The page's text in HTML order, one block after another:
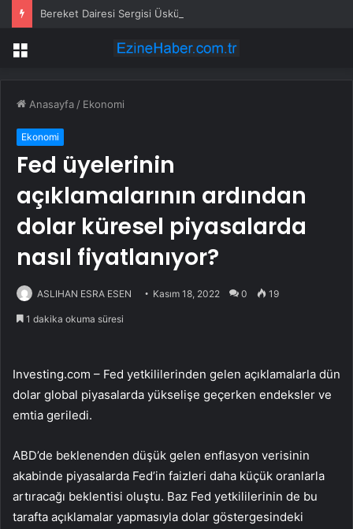
Bereket Dairesi Sergisi Üsküdar’da
Menü
Anasayfa / Ekonomi
Ekonomi
Fed üyelerinin
açıklamalarının ardından
dolar küresel piyasalarda
nasıl fiyatlanıyor?
ASLIHAN ESRA ESEN Kasım 18, 2022 0 19
1 dakika okuma süresi
Investing.com – Fed yetkililerinden gelen açıklamalarla dün
dolar global piyasalarda yükselişe geçerken endeksler ve
emtia geriledi.
ABD’de beklenenden düşük gelen enflasyon verisinin
akabinde piyasalarda Fed’in faizleri daha küçük oranlarla
artıracağı beklentisi oluştu. Baz Fed yetkililerinin de bu
tarafta açıklamalar yapmasıyla dolar göstergesindeki